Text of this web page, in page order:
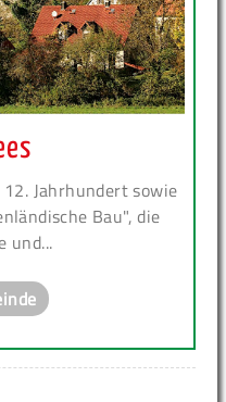
Jahrhundert sowie
Bau", die
und...